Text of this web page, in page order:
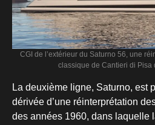
CGI de l’extérieur du Saturno 56, une
classique de Cantieri di Pisa
La deuxième ligne, Saturno, est
dérivée d’une réinterprétation
des années 1960, dans laquelle